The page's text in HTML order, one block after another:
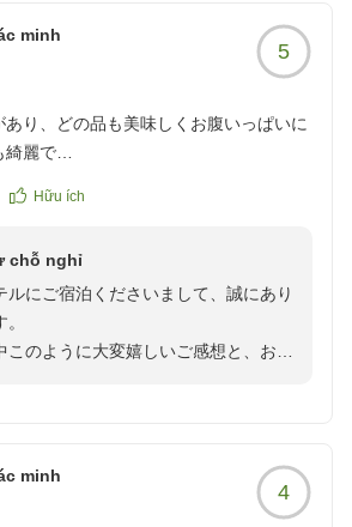
、心地よい朝のひとときをお過ごしい
にリフレッシュしていただける快適な
ただけるお料理をご提供できるよう、
でまいります。
ご投稿、まことにありがとうございま
minh
5
り、どの品も美味しくお腹いっぱいに
綺麗で
がポカポカして疲れが取れました。い
ちらから
hotel/voice/19278?
Hữu ích
chỗ nghỉ
ルにご宿泊くださいまして、誠にあり
このように大変嬉しいご感想と、お食
美味しくお腹いっぱいになった」との
料理長をはじめ調理に係るスタッフに
minh
4